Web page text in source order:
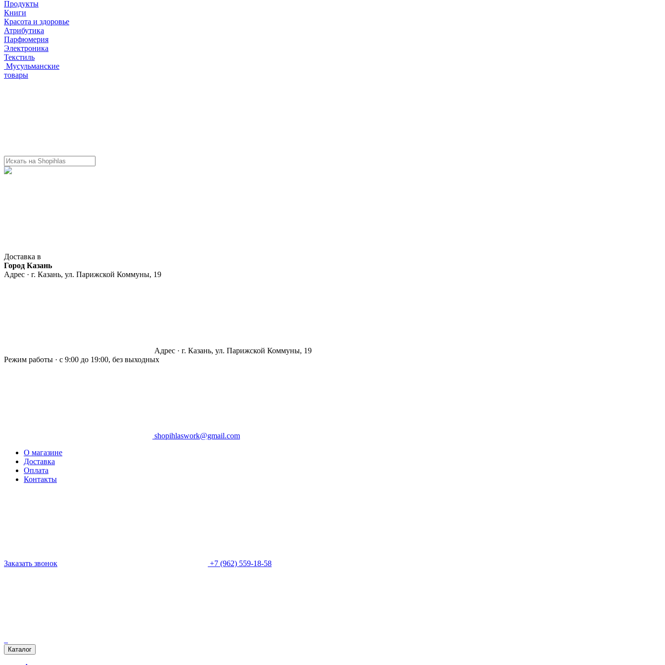
Продукты
Книги
Красота и здоровье
Атрибутика
Парфюмерия
Электроника
Текстиль
Мусульманские
товары
Доставка в
Город Казань
Адрес · г. Казань, ул. Парижской Коммуны, 19
Адрес · г. Казань, ул. Парижской Коммуны, 19
Режим работы · с 9:00 до 19:00, без выходных
shopihlaswork@gmail.com
О магазине
Доставка
Оплата
Контакты
Заказать звонок +7 (962) 559-18-58
Каталог